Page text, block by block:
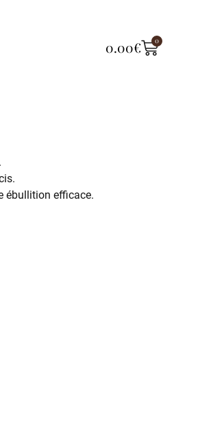
0.00€ 0
ébullition efficace.